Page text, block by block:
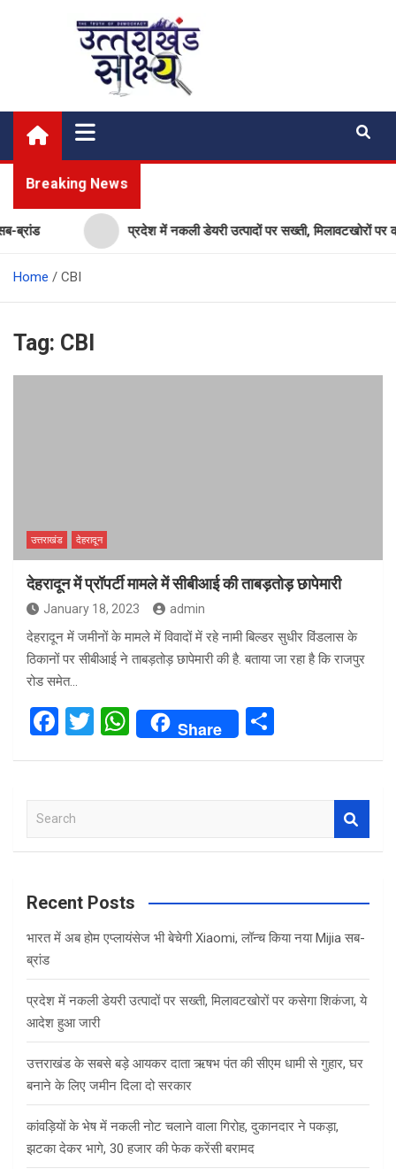
Uttarakhand Shakshya
My News Portal
Breaking News
प्रदेश में नकली डेयरी उत्पादों पर सख्ती, मिलावटखोरों पर
Home CBI
Tag: CBI
उत्तराखंड देहरादून
देहरादून में प्रॉपर्टी मामले में सीबीआई की ताबड़तोड़ छापेमारी
January 18, 2023 admin
देहरादून में जमीनों के मामले में विवादों में रहे नामी बिल्डर सुधीर विंडलास के
ठिकानों पर सीबीआई ने ताबड़तोड़ छापेमारी की है. बताया जा रहा है कि राजपुर
रोड समेत…
F
b
o
o
k
T
W
h
p
p
Share
a
c
Recent Posts
भारत में अब होम एप्लायंसेज भी बेचेगी Xiaomi, लॉन्च किया नया Mijia सब-
ब्रांड
प्रदेश में नकली डेयरी उत्पादों पर सख्ती, मिलावटखोरों पर कसेगा शिकंजा, ये
आदेश हुआ जारी
उत्तराखंड के सबसे बड़े आयकर दाता ऋषभ पंत की सीएम धामी से गुहार, घर
बनाने के लिए जमीन दिला दो सरकार
कांवड़ियों के भेष में नकली नोट चलाने वाला गिरोह, दुकानदार ने पकड़ा,
झटका देकर भागे, 30 हजार की फेक करेंसी बरामद